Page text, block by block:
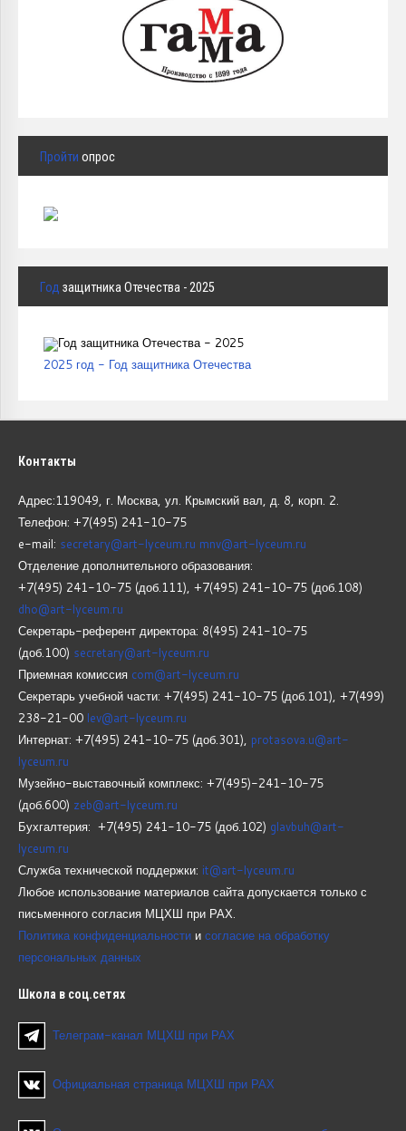
Пройти опрос
Год защитника Отечества - 2025
2025 год - Год защитника Отечества
Контакты
Адрес:119049, г. Москва, ул. Крымский вал, д. 8, корп. 2.
Телефон: +7(495) 241-10-75
e-mail: secretary@art-lyceum.ru mnv@art-lyceum.ru
Отделение дополнительного образования:
+7(495) 241-10-75 (доб.111), +7(495) 241-10-75 (доб.108)
dho@art-lyceum.ru
Секретарь-референт директора: 8(495) 241-10-75
(доб.100) secretary@art-lyceum.ru
Приемная комиссия com@art-lyceum.ru
Секретарь учебной части: +7(495) 241-10-75 (доб.101), +7(499)
238-21-00 lev@art-lyceum.ru
Интернат: +7(495) 241-10-75 (доб.301), protasova.u@art-
lyceum.ru
Музейно-выставочный комплекс: +7(495)-241-10-75
(доб.600) zeb@art-lyceum.ru
Бухгалтерия: +7(495) 241-10-75 (доб.102) glavbuh@art-
lyceum.ru
Служба технической поддержки: it@art-lyceum.ru
Любое использование материалов сайта допускается только с
письменного согласия МЦХШ при РАХ.
Политика конфиденциальности и согласие на обработку
персональных данных
Школа в соц.сетях
Телеграм-канал МЦХШ при РАХ
Официальная страница МЦХШ при РАХ